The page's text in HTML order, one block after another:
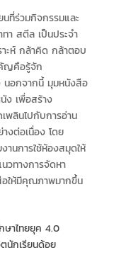
ที่ร่วมกิจกรรมและ
า สตีล เป็นประจำ
าะห์ กล้าคิด กล้าตอบ
คัญคือรู้จัก
นอกจากนี้ มุมหนังสือ
ง เพื่อสร้าง
พลินไปกับการอ่าน
งต่อเนื่อง โดย
านการใช้ห้องสมุดให้
วทางการจัดหา
อให้มีคุณภาพมากขึ้น